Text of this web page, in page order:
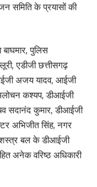
समिति के प्रयासों की
पुलिस
एडीजी छत्तीसगढ़
अजय यादव, आईजी
कश्यप, डीआईजी
सदानंद कुमार, डीआईजी
अभिजीत सिंह, नगर
बल के डीआईजी
अनेक वरिष्ठ अधिकारी